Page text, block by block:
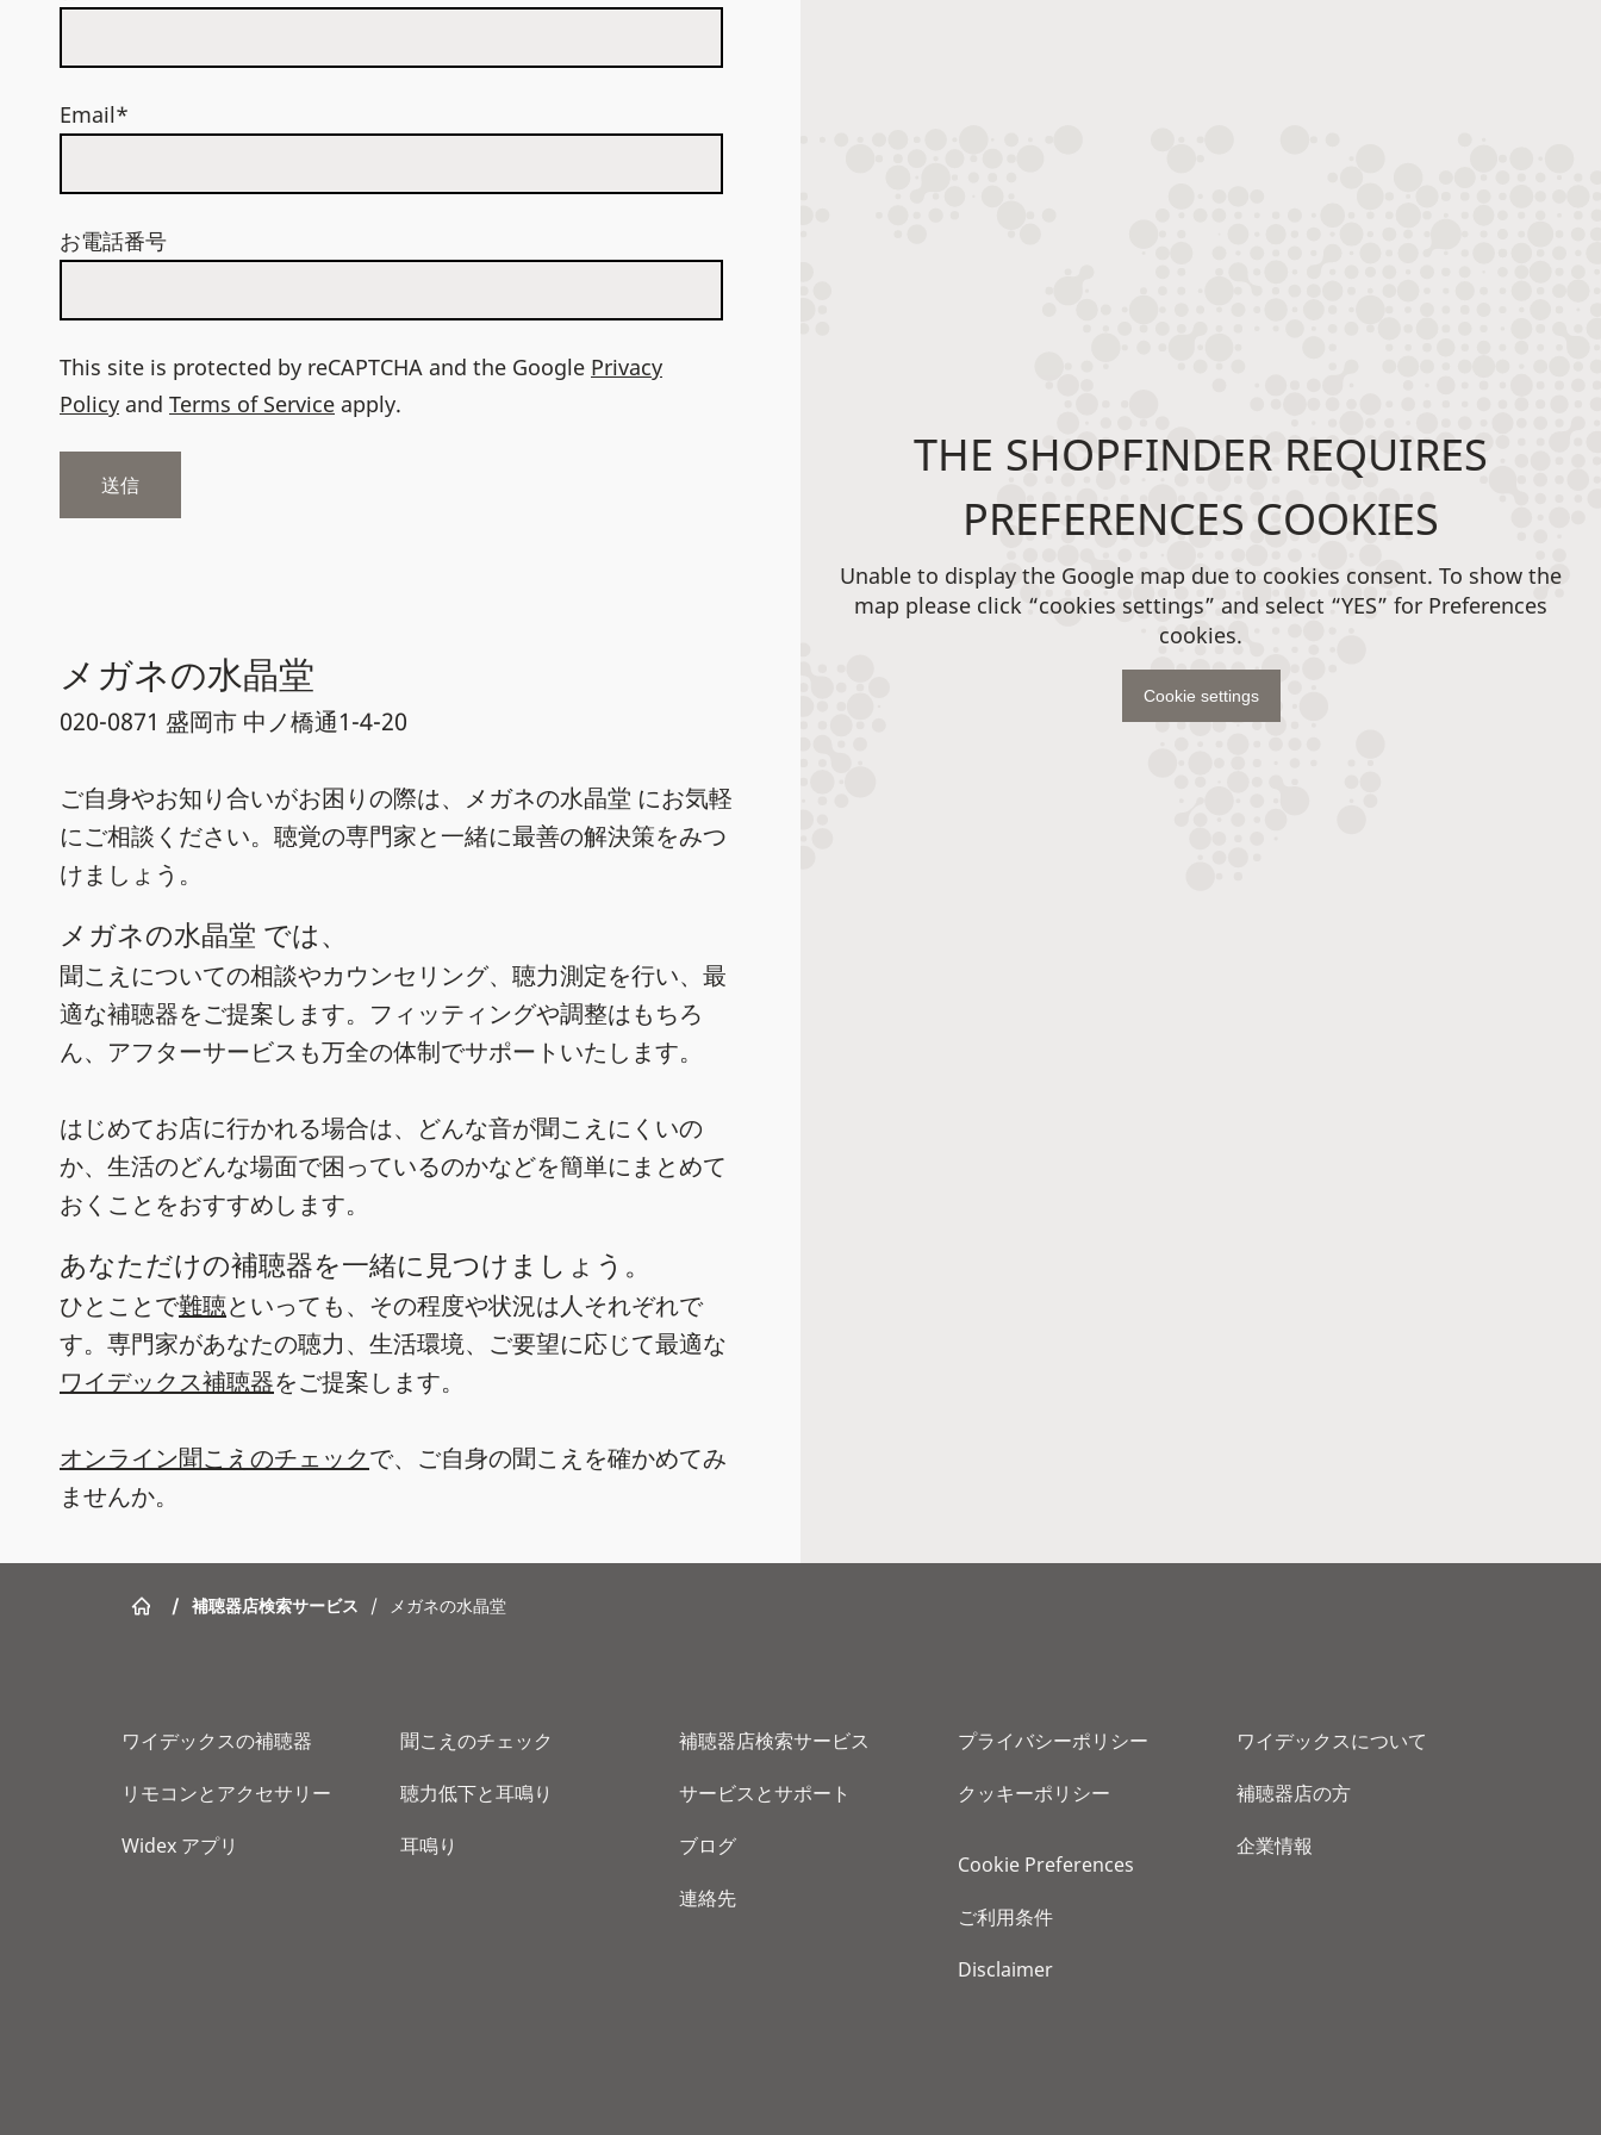
Email*
お電話番号
This site is protected by reCAPTCHA and the Google Privacy
Policy and Terms of Service apply.
メガネの水晶堂
020-0871 盛岡市 中ノ橋通1-4-20
ご自身やお知り合いがお困りの際は、メガネの水晶堂 にお気軽
にご相談ください。聴覚の専門家と一緒に最善の解決策をみつ
けましょう。
メガネの水晶堂 では、
聞こえについての相談やカウンセリング、聴力測定を行い、最
適な補聴器をご提案します。フィッティングや調整はもちろ
ん、アフターサービスも万全の体制でサポートいたします。
はじめてお店に行かれる場合は、どんな音が聞こえにくいの
か、生活のどんな場面で困っているのかなどを簡単にまとめて
おくことをおすすめします。
あなただけの補聴器を一緒に見つけましょう。
ひとことで難聴といっても、その程度や状況は人それぞれで
す。専門家があなたの聴力、生活環境、ご要望に応じて最適な
ワイデックス補聴器をご提案します。
オンライン聞こえのチェックで、ご自身の聞こえを確かめてみ
ませんか。
THE SHOPFINDER REQUIRES
PREFERENCES COOKIES
Unable to display the Google map due to cookies consent. To show the
map please click “cookies settings” and select “YES” for Preferences
cookies.
Cookie settings
/ 補聴器店検索サービス / メガネの水晶堂
ワイデックスの補聴器
リモコンとアクセサリー
Widex アプリ
聞こえのチェック
聴力低下と耳鳴り
耳鳴り
補聴器店検索サービス
サービスとサポート
ブログ
連絡先
プライバシーポリシー
クッキーポリシー
Cookie Preferences
ご利用条件
Disclaimer
ワイデックスについて
補聴器店の方
企業情報